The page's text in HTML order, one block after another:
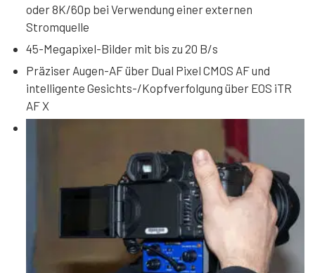
oder 8K/60p bei Verwendung einer externen
Stromquelle
45-Megapixel-Bilder mit bis zu 20 B/s
Präziser Augen-AF über Dual Pixel CMOS AF und
intelligente Gesichts-/Kopfverfolgung über EOS iTR
AF X